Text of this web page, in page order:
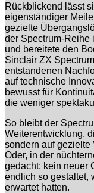
Rückblickend lässt
eigenständiger
gezielte
der Spectrum-Reihe
und bereitete den
Sinclair ZX
entstandenen
auf technische
bewusst für
die weniger
So bleibt der
Weiterentwicklung,
sondern auf gezielte
Oder, in der
gedacht: kein neuer
endlich so gestaltet,
erwartet hatten.